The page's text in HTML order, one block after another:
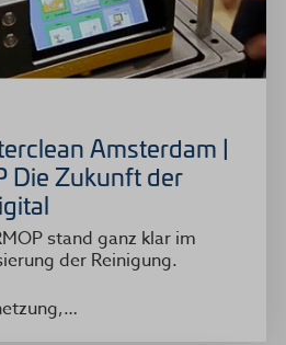
Amsterdam |
Die Zukunft der
stand ganz klar im
der Reinigung.